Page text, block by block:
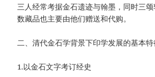
三人经常考据金石遗迹与翰墨，同时三
数藏品也主要由他们赠送和代购。
二、清代金石学背景下印学发展的基本特
1.以金石文字考订经史